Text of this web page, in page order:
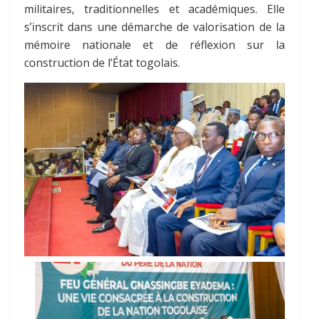
militaires, traditionnelles et académiques. Elle
s’inscrit dans une démarche de valorisation de la
mémoire nationale et de réflexion sur la
construction de l’État togolais.